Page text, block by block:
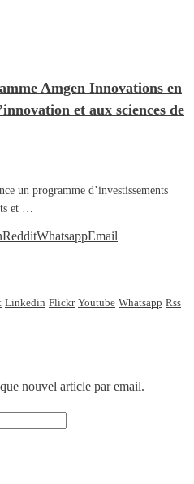
Amgen Innovations en
et aux sciences de
un programme d’investissements
et …
RedditWhatsappEmail
Linkedin Flickr Youtube Whatsapp Rss
nouvel article par email.